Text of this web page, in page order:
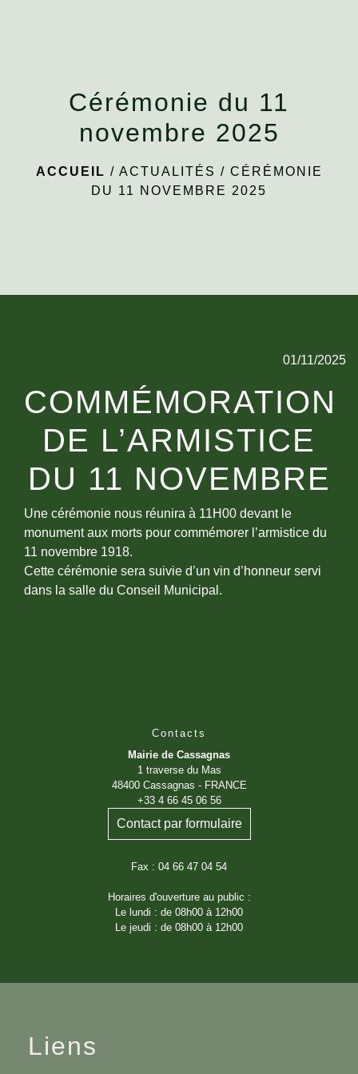
Cérémonie du 11
novembre 2025
ACCUEIL / ACTUALITÉS / CÉRÉMONIE
DU 11 NOVEMBRE 2025
01/11/2025
COMMÉMORATION
DE L’ARMISTICE
DU 11 NOVEMBRE
Une cérémonie nous réunira à 11H00 devant le
monument aux morts pour commémorer l’armistice du
11 novembre 1918.
Cette cérémonie sera suivie d’un vin d’honneur servi
dans la salle du Conseil Municipal.
Contacts
Mairie de Cassagnas
1 traverse du Mas
48400 Cassagnas - FRANCE
+33 4 66 45 06 56
Contact par formulaire
Fax : 04 66 47 04 54
Horaires d'ouverture au public :
Le lundi : de 08h00 à 12h00
Le jeudi : de 08h00 à 12h00
Liens